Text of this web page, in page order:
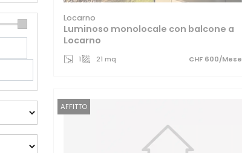
Locarno
Luminoso monolocale con balcone a
Locarno
1 21 mq CHF 600/Mese
AFFITTO